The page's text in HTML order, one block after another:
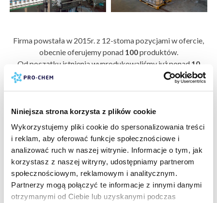
Niniejsza strona korzysta z plików cookie
Wykorzystujemy pliki cookie do spersonalizowania treści
i reklam, aby oferować funkcje społecznościowe i
analizować ruch w naszej witrynie. Informacje o tym, jak
korzystasz z naszej witryny, udostępniamy partnerom
społecznościowym, reklamowym i analitycznym.
Partnerzy mogą połączyć te informacje z innymi danymi
otrzymanymi od Ciebie lub uzyskanymi podczas
Firma powstała w 2015r. z 12-stoma pozycjami w ofercie,
obecnie oferujemy ponad 100produktów.
Od początku istnienia wyprodukowaliśmy już ponad 10
milionówlitrów różnego rodzaju środków czystości i
pielęgnacji. Nasze produkty można znaleźć pod markami
• chemia przemysłowa
• chemia warsztatowa
• środki czystości do obiektów i maszyn rolniczych
• kosmetyki samochodowe
• środki czystości dla gospodarstw domowych, hoteli i
restauracji